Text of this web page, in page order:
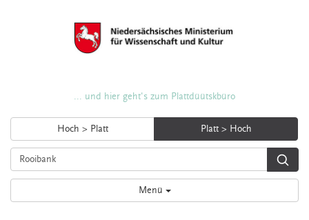
... und hier geht's zum Plattdüütskbüro
Hoch > Platt Platt > Hoch
Menü